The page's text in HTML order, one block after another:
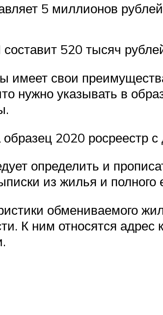
5 миллионов
520 тысяч
имеет свои
нужно указывать в
2020 росреестр с
определить и
из жилья и полного
обмениваемого
К ним относятся адрес